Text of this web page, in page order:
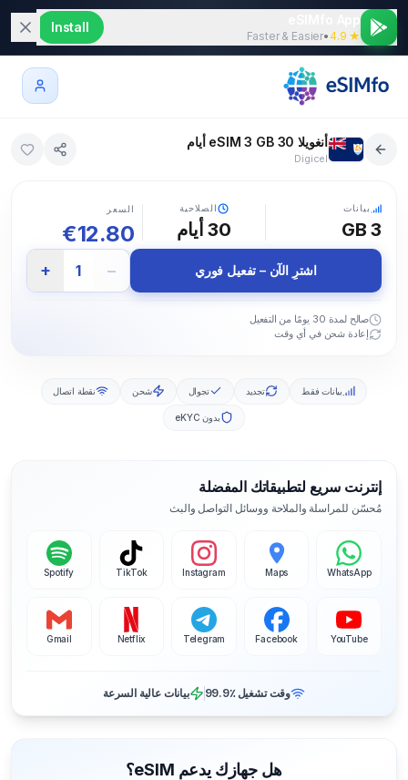
★ 4.9
•
Faster & Easier
Install
أنغويلا eSIM 3 GB 30 أيام
Digicel
بيانات
3 GB
الصلاحية
30 أيام
السعر
€12.80
اشترِ الآن – تفعيل فوري −
1
+
صالح لمدة 30 يومًا من التفعيل
إعادة شحن في أي وقت
بيانات فقط تجديد تجوال شحن نقطة اتصال
بدون eKYC
إنترنت سريع لتطبيقاتك المفضلة
مُحسّن للمراسلة والملاحة ووسائل التواصل والبث
WhatsApp
Maps
Instagram
TikTok
Spotify
YouTube
Facebook
Telegram
Netflix
Gmail
وقت تشغيل ‎99.9٪ بيانات عالية السرعة
هل جهازك يدعم eSIM؟